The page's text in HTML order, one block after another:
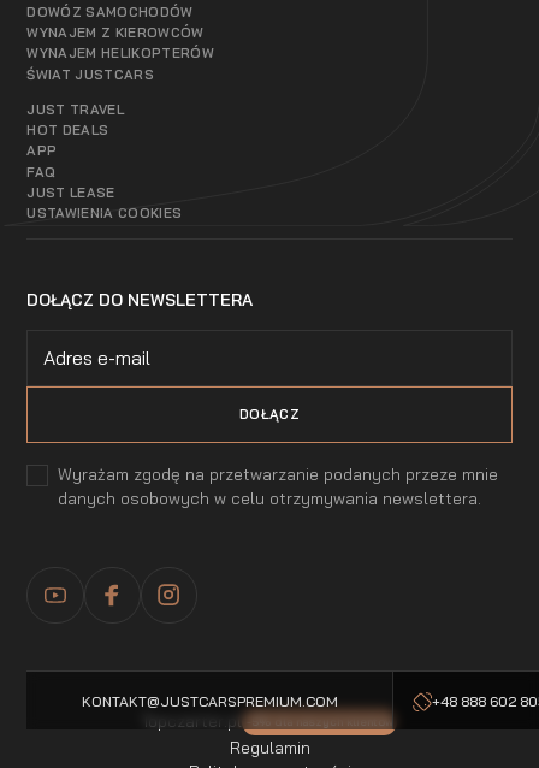
DOWÓZ SAMOCHODÓW
WYNAJEM Z KIEROWCÓW
WYNAJEM HELIKOPTERÓW
ŚWIAT JUSTCARS
JUST TRAVEL
HOT DEALS
APP
FAQ
JUST LEASE
USTAWIENIA COOKIES
DOŁĄCZ DO NEWSLETTERA
Wyrażam zgodę na przetwarzanie podanych przeze mnie
danych osobowych w celu otrzymywania newslettera.
KONTAKT@JUSTCARSPREMIUM.COM +48 888 602
Regulamin
Topczarter.pl